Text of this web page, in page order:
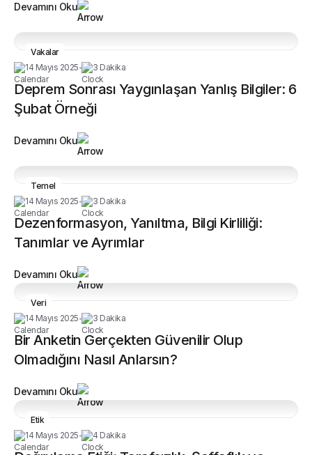
Devamını Oku
Vakalar
14 Mayıs 2025 • 3 Dakika
Deprem Sonrası Yaygınlaşan Yanlış Bilgiler: 6
Şubat Örneği
Devamını Oku
Temel
14 Mayıs 2025 • 3 Dakika
Dezenformasyon, Yanıltma, Bilgi Kirliliği:
Tanımlar ve Ayrımlar
Devamını Oku
Veri
14 Mayıs 2025 • 3 Dakika
Bir Anketin Gerçekten Güvenilir Olup
Olmadığını Nasıl Anlarsın?
Devamını Oku
Etik
14 Mayıs 2025 • 4 Dakika